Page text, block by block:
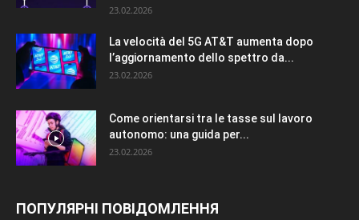
23.02.2026
La velocità del 5G AT&T aumenta dopo
l’aggiornamento dello spettro da...
23.02.2026
Come orientarsi tra le tasse sul lavoro
autonomo: una guida per...
23.02.2026
ПОПУЛЯРНІ ПОВІДОМЛЕННЯ